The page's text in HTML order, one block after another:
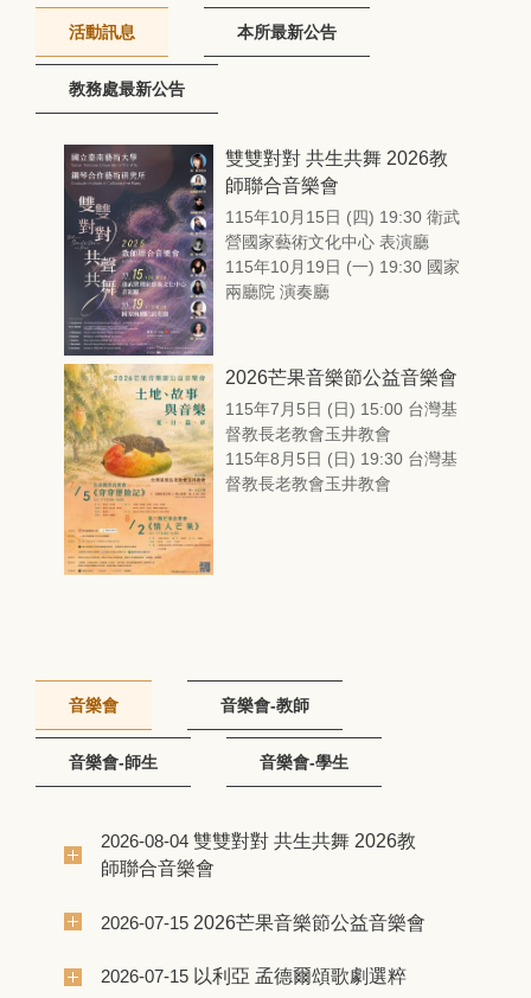
活動訊息 本所最新公告
教務處最新公告
雙雙對對 共生共舞 2026教
師聯合音樂會
115年10月15日 (四) 19:30 衛武
營國家藝術文化中心 表演廳
115年10月19日 (一) 19:30 國家
兩廳院 演奏廳
2026芒果音樂節公益音樂會
115年7月5日 (日) 15:00 台灣基
督教長老教會玉井教會
115年8月5日 (日) 19:30 台灣基
督教長老教會玉井教會
音樂會 音樂會-教師
音樂會-師生 音樂會-學生
2026-08-04 雙雙對對 共生共舞 2026教
師聯合音樂會
2026-07-15 2026芒果音樂節公益音樂會
2026-07-15 以利亞 孟德爾頌歌劇選粹